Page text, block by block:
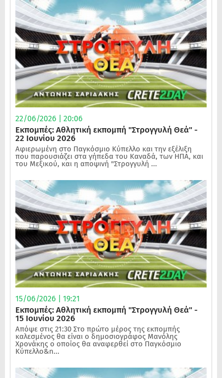
22/06/2026 | 20:06
Εκπομπές: Αθλητική εκπομπή "Στρογγυλή Θεά" -
22 Ιουνίου 2026
Αφιερωμένη στο Παγκόσμιο Κύπελλο και την εξέλιξη
που παρουσιάζει στα γήπεδα του Καναδά, των ΗΠΑ, και
του Μεξικού, και η αποψινή "Στρογγυλή ...
15/06/2026 | 19:21
Εκπομπές: Αθλητική εκπομπή "Στρογγυλή Θεά" -
15 Ιουνίου 2026
Απόψε στις 21:30 Στο πρώτο μέρος της εκπομπής
καλεσμένος θα είναι ο δημοσιογράφος Μανόλης
Χρονάκης ο οποίος θα αναφερθεί στο Παγκόσμιο
Κύπελλο&n...